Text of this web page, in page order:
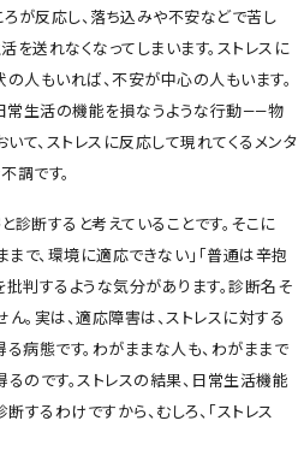
ろが反応し、落ち込みや不安などで苦し
送れなくなってしまいます。ストレスに
人もいれば、不安が中心の人もいます。
日常生活の機能を損なうような行動――物
て、ストレスに反応して現れてくるメンタ
調です。
断すると考えていることです。そこに
まで、環境に適応できない」「普通は辛抱
判するような気分があります。診断名そ
。実は、適応障害は、ストレスに対する
病態です。わがままな人も、わがままで
のです。ストレスの結果、日常生活機能
するわけですから、むしろ、「ストレス